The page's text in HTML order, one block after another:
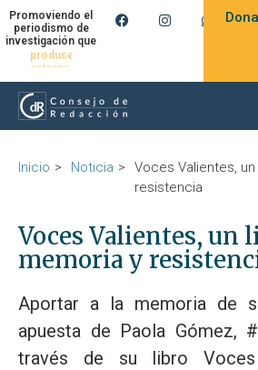
Promoviendo el
periodismo de
investigación que
produce
Inicio Noticia
Voces Valientes,
resistencia
Voces Valientes, un
memoria y
Aportar a la memoria de
apuesta de Paola Gómez,
través de su libro Voces